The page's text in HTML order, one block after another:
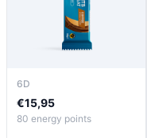
6D
€15,95
80 energy points